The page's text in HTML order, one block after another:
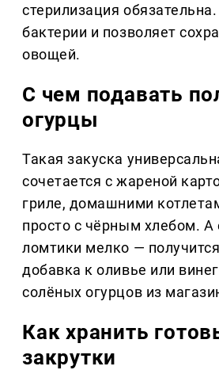
стерилизация
бактерии и позволяет
овощей.
С чем подавать
огурцы
Такая закуска
сочетается с жареной
гриле, домашними
просто с чёрным хлебом. А
ломтики мелко —
добавка к оливье или
солёных огурцов из
Как хранить
закрутки